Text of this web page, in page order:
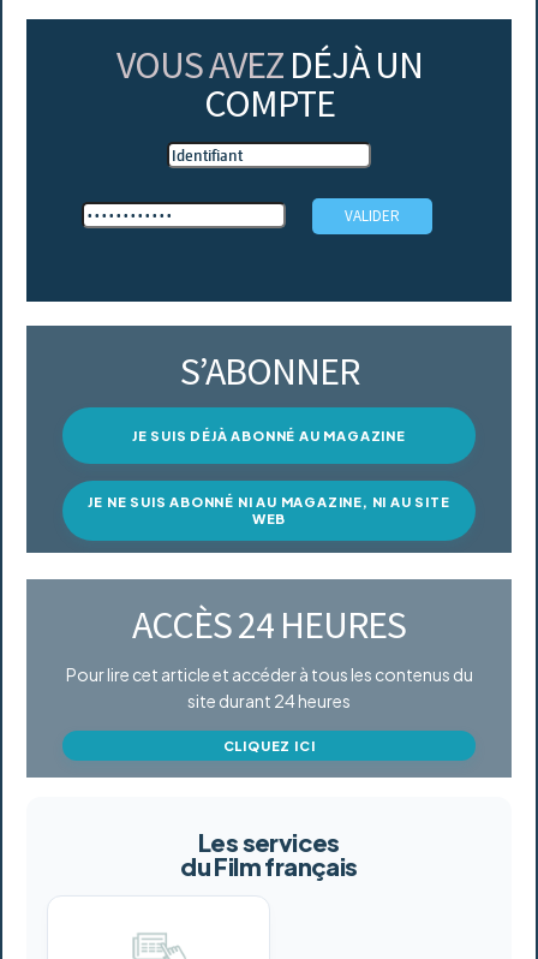
VOUS AVEZ DÉJÀ UN
COMPTE
S’ABONNER
JE SUIS DÉJÀ ABONNÉ AU MAGAZINE
JE NE SUIS ABONNÉ NI AU MAGAZINE, NI AU SITE
WEB
ACCÈS 24 HEURES
Pour lire cet article et accéder à tous les contenus du
site durant 24 heures
CLIQUEZ ICI
Les services
du Film français